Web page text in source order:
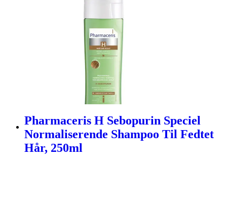
Pharmaceris H Sebopurin Speciel
Normaliserende Shampoo Til Fedtet
Hår, 250ml